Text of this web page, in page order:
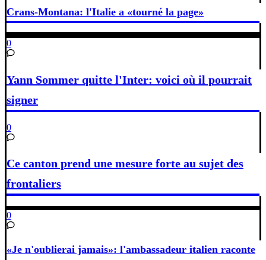
Crans-Montana: l'Italie a «tourné la page»
0
Yann Sommer quitte l'Inter: voici où il pourrait
signer
0
Ce canton prend une mesure forte au sujet des
frontaliers
0
«Je n'oublierai jamais»: l'ambassadeur italien raconte